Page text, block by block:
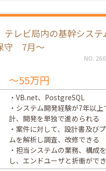
テレビ局内の基幹システ
守 7月～
NO.
～55万円
・VB.net、PostgreSQL
・システム開発経験が7年以上
計、開発を単独で進められる
・案件に対して、設計書及び
ムを解析し調査、改修できる
・担当システムの業務、構成
し、エンドユーザと折衝がで